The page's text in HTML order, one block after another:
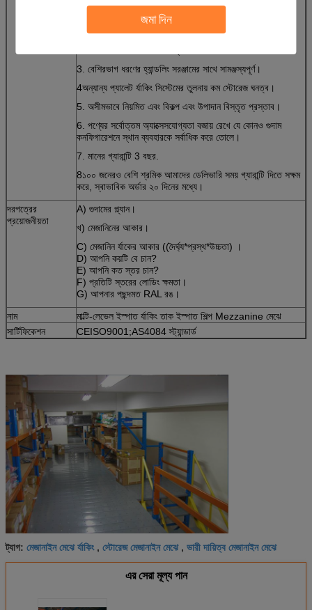
জমা দিন
1প্যালেটেড পণ্যগুলির জন্য সমস্ত স্টোরেজ সিস্টেমের মধ্যে সর্বাধিক
ব্যবহৃত। কম মূলধন ব্যয়।
3. বেশিরভাগ ধরণের হ্যান্ডলিং সরঞ্জামের সাথে সামঞ্জস্যপূর্ণ।
4অন্যান্য প্যালেট র্যাকিং সিস্টেমের তুলনায় কম স্টোরেজ ঘনত্ব।
5. অসীমভাবে নিয়মিত এবং বিকল্প এবং উপাদান বিস্তৃত প্রস্তাব।
6. পণ্যের সর্বোত্তম অ্যাক্সেসযোগ্যতা বজায় রেখে যে কোনও গুদাম
কনফিগারেশনে স্থান ব্যবহারকে সর্বাধিক করে তোলে।
7. মানের গ্যারান্টি 3 বছর.
8১০০ জনেরও বেশি শ্রমিক আমাদের ডেলিভারি সময় গ্যারান্টি দিতে সক্ষম
করে, স্বাভাবিক অর্ডার ২০ দিনের মধ্যে।
দরপত্রের
প্রয়োজনীয়তা
A) গুদামের প্ল্যান।
খ) মেজানিনের আকার।
C) মেজানিন র্যাকের আকার ((দৈর্ঘ্য*প্রস্থ*উচ্চতা) ।
D) আপনি কয়টি বে চান?
E) আপনি কত স্তর চান?
F) প্রতিটি স্তরের লোডিং ক্ষমতা।
G) আপনার পছন্দমত RAL রঙ।
নাম
মাল্টি-লেভেল ইস্পাত র্যাকিং তাক ইস্পাত শিল্প Mezzanine মেঝে
সার্টিফিকেশন
CEISO9001;AS4084 স্ট্যান্ডার্ড
ট্যাগ: মেজানাইন মেঝে র্যাকিং, স্টোরেজ মেজানাইন মেঝে, ভারী দায়িত্ব মেজানাইন মেঝে
এর সেরা মূল্য পান